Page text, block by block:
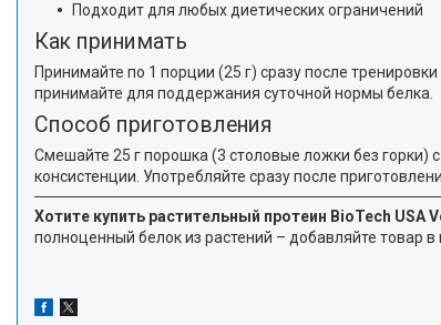
Подходит для любых диетических ограничений
Как принимать
Принимайте по 1 порции (25 г) сразу после
принимайте для поддержания суточной нормы белка.
Способ приготовления
Смешайте 25 г порошка (3 столовые ложки без горки)
консистенции. Употребляйте сразу после
Хотите купить растительный протеин BioTech
полноценный белок из растений – добавляйте товар в